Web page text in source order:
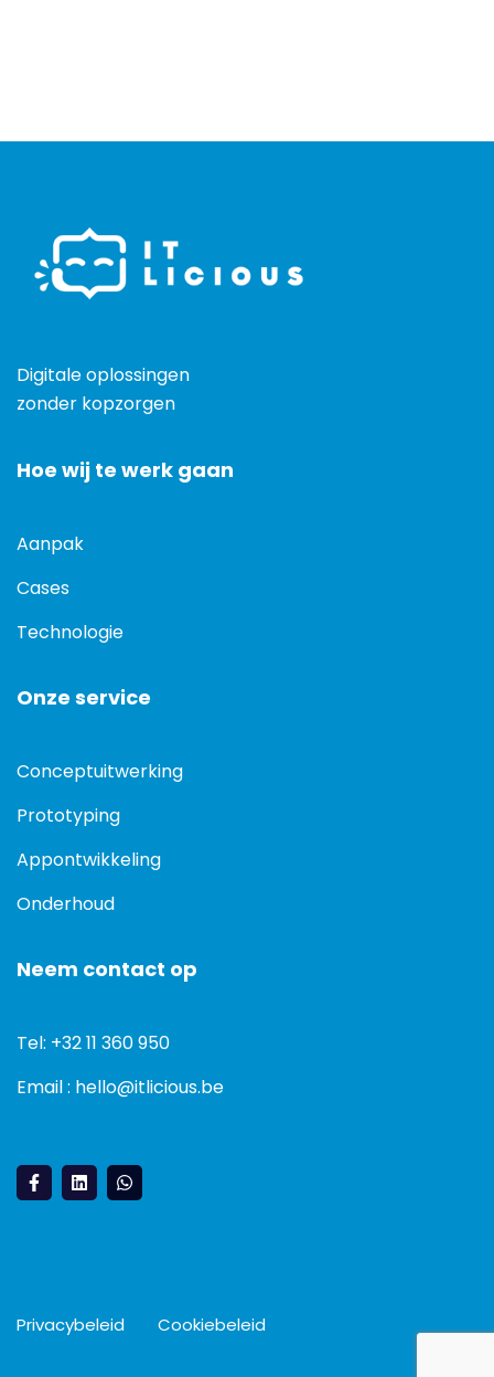
Digitale oplossingen
zonder kopzorgen
Hoe wij te werk gaan
Aanpak
Cases
Technologie
Onze service
Conceptuitwerking
Prototyping
Appontwikkeling
Onderhoud
Neem contact op
Tel: +32 11 360 950
Email : hello@itlicious.be
Privacybeleid Cookiebeleid